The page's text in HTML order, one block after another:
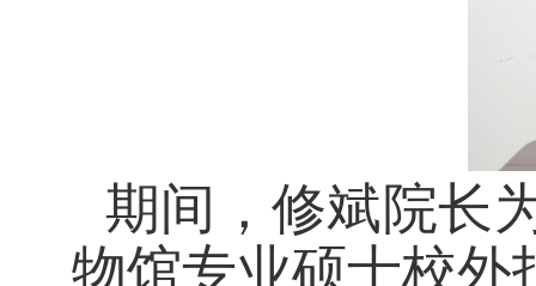
期间，修斌院长
物馆专业硕士校外